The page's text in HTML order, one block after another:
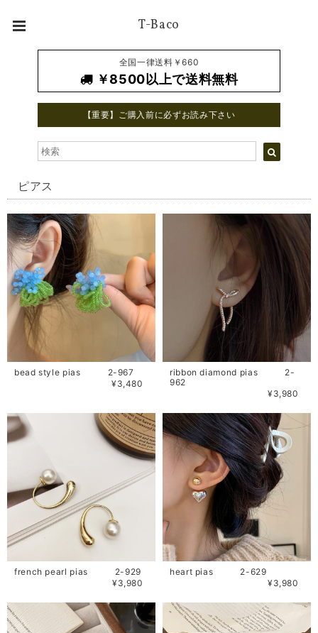
T-Baco
全国一律送料￥660
￥8500以上で送料無料
【重要】ご購入前に必ずお読み下さい
ピアス
bead style pias 2-967
¥3,480
ribbon diamond pias 2-
962
¥3,980
french pearl pias 2-929
¥3,980
heart pias 2-629
¥3,980